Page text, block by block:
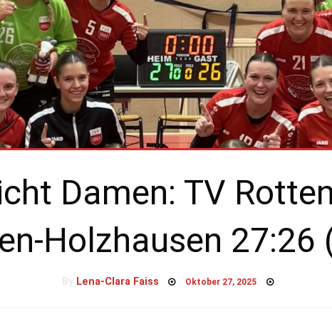
Damen: TV
Holzhausen 27:26
Lena-Clara Faiss
Posted
Oktober 27, 2025